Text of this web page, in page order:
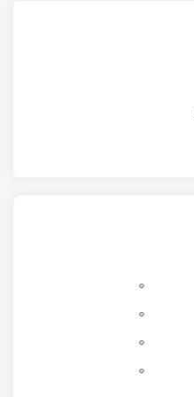
0
0
0
0